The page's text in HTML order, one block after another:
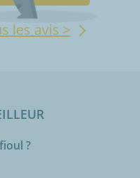
les avis >
?